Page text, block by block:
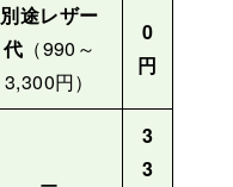
別途レザー
代 （990～
3,300円）
0
円
3
3